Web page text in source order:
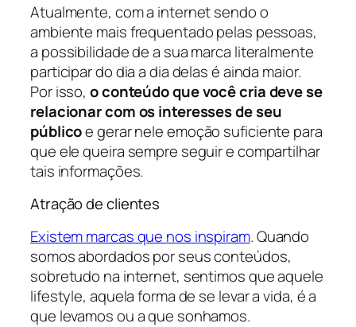
Atualmente, com a internet sendo o
ambiente mais frequentado pelas pessoas,
a possibilidade de a sua marca literalmente
participar do dia a dia delas é ainda maior.
Por isso,o conteúdo que você cria deve se
relacionar com os interesses de seu
públicoe gerar nele emoção suficiente para
que ele queira sempre seguir e compartilhar
tais informações.
Atração de clientes
Existem marcas que nos inspiram. Quando
somos abordados por seus conteúdos,
sobretudo na internet, sentimos que aquele
lifestyle, aquela forma de se levar a vida, é a
que levamos ou a que sonhamos.